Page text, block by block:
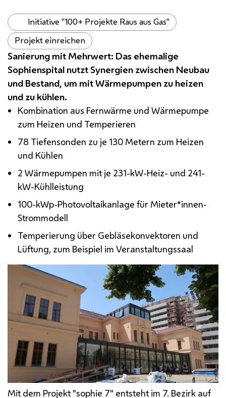
Initiative "100+ Projekte Raus aus Gas"
Projekt einreichen
Sanierung mit Mehrwert: Das ehemalige
Sophienspital nutzt Synergien zwischen Neubau
und Bestand, um mit Wärmepumpen zu heizen
und zu kühlen.
Kombination aus Fernwärme und Wärmepumpe
zum Heizen und Temperieren
78 Tiefensonden zu je 130 Metern zum Heizen
und Kühlen
2 Wärmepumpen mit je 231-kW-Heiz- und 241-
kW-Kühlleistung
100-kWp-Photovoltaikanlage für Mieter*innen-
Strommodell
Temperierung über Gebläsekonvektoren und
Lüftung, zum Beispiel im Veranstaltungssaal
Mit dem Projekt "sophie 7" entsteht im 7. Bezirk auf